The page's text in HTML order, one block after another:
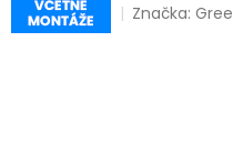
Značka:Gree